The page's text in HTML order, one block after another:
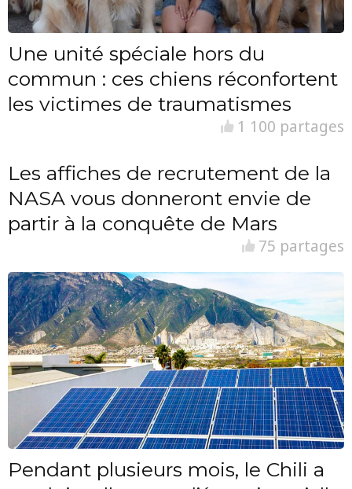
Une unité spéciale hors du
commun : ces chiens réconfortent
les victimes de traumatismes
1 100 partages
Les affiches de recrutement de la
NASA vous donneront envie de
partir à la conquête de Mars
75 partages
Pendant plusieurs mois, le Chili a